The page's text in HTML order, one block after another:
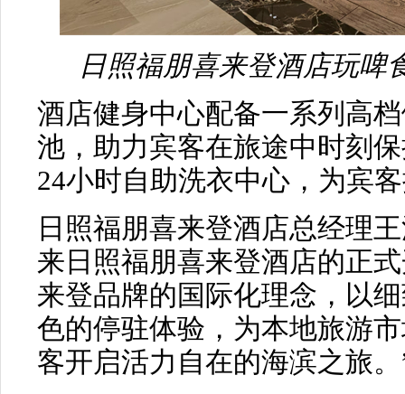
日照福朋喜来登酒店玩啤
酒店健身中心配备一系列高
池，助力宾客在旅途中时刻
24小时自助洗衣中心，为宾
日照福朋喜来登酒店总经理
来日照福朋喜来登酒店的正
来登品牌的国际化理念，以
色的停驻体验，为本地旅游
客开启活力自在的海滨之旅。